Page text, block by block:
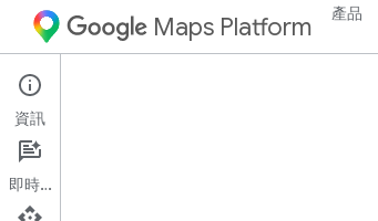
Maps Platform 產品
Web Services
指南
資訊
即時通訊